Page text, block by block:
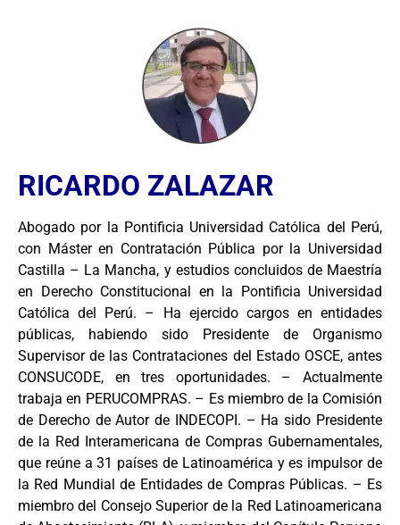
RICARDO ZALAZAR
Abogado por la Pontificia Universidad Católica del Perú,
con Máster en Contratación Pública por la Universidad
Castilla – La Mancha, y estudios concluidos de Maestría
en Derecho Constitucional en la Pontificia Universidad
Católica del Perú. – Ha ejercido cargos en entidades
públicas, habiendo sido Presidente de Organismo
Supervisor de las Contrataciones del Estado OSCE, antes
CONSUCODE, en tres oportunidades. – Actualmente
trabaja en PERUCOMPRAS. – Es miembro de la Comisión
de Derecho de Autor de INDECOPI. – Ha sido Presidente
de la Red Interamericana de Compras Gubernamentales,
que reúne a 31 países de Latinoamérica y es impulsor de
la Red Mundial de Entidades de Compras Públicas. – Es
miembro del Consejo Superior de la Red Latinoamericana